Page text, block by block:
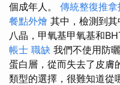
個成年人。 傳統整復推
餐點外燴 其中，檢測到其
八晶，甲氧基甲氧基和
帳士 職缺 我們不使用防
蛋白層，從而失去了皮膚
類型的選擇，很難知道從